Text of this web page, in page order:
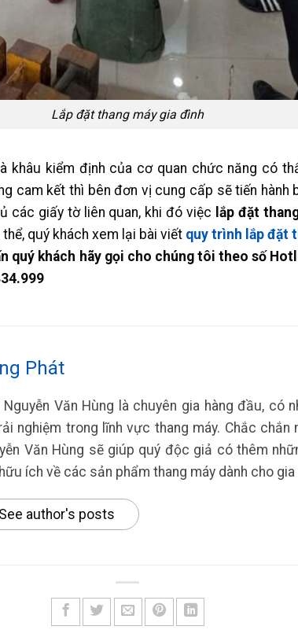
Lắp đặt thang máy gia đình
khâu kiểm định của cơ quan chức năng có
cam kết thì bên đơn vị cung cấp sẽ tiến hành
các giấy tờ liên quan, khi đó việc lắp đặt
quý khách xem lại bài viết quy trình lắp đặt
quý khách hãy gọi cho chúng tôi theo số
Phát
Nguyễn Văn Hùng là chuyên gia hàng đầu, có
nghiệm trong lĩnh vực thang máy. Chắc chắn
Văn Hùng sẽ giúp quý độc giả có thêm
ích về các sản phẩm thang máy dành cho gia
See author's posts